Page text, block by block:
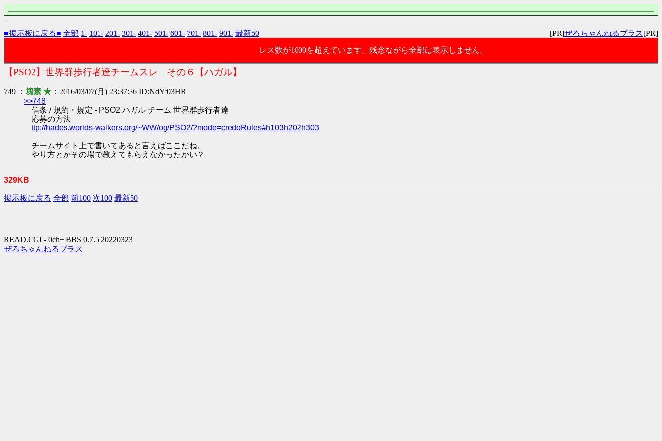
■掲示板に戻る■ 全部 1- 101- 201- 301- 401- 501- 601- 701- 801- 901- 最新50 [PR]ぜろちゃんねるプラス[PR]
レス数が1000を超えています。残念ながら全部は表示しません。
【PSO2】世界群歩行者達チームスレ その６【ハガル】
749 ： 塊素 ★ ：2016/03/07(月) 23:37:36 ID:NdYt03HR
>>748
信条 / 規約・規定 - PSO2 ハガル チーム 世界群歩行者達
応募の方法
ttp://hades.worlds-walkers.org/~WW/og/PSO2/?mode=credoRules#h103h202h303
チームサイト上で書いてあると言えばここだね。
やり方とかその場で教えてもらえなかったかい？
329KB
掲示板に戻る 全部 前100 次100 最新50
READ.CGI - 0ch+ BBS 0.7.5 20220323
ぜろちゃんねるプラス